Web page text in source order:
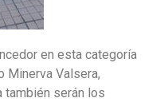
en esta categoría
Minerva Valsera,
también serán los